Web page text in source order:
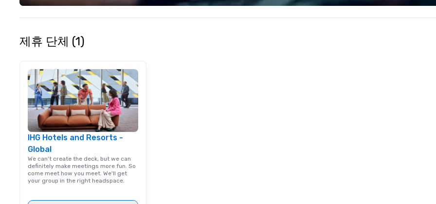
execution, clear communication,
and strong partnerships. Our goal
corporate, cultural and
entertainment clients.
제휴 단체 (1)
IHG Hotels and Resorts -
Global
We can't create the deck, but we can
definitely make meetings more fun. So
come meet how you meet. We'll get
your group in the right headspace.